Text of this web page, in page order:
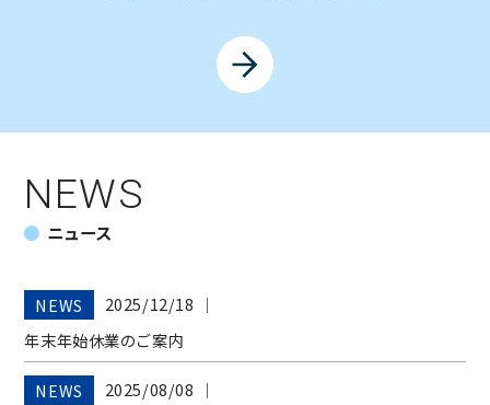
NEWS
ニュース
NEWS 2025/12/18
│
年末年始休業のご案内
NEWS 2025/08/08
│